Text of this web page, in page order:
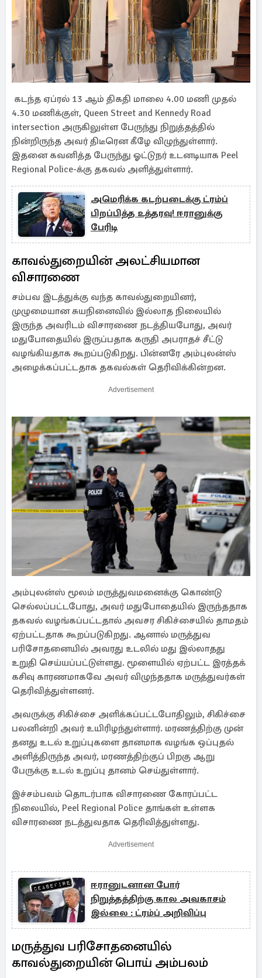
கடந்த ஏப்ரல் 13 ஆம் திகதி மாலை 4.00 மணி முதல்
4.30 மணிக்குள், Queen Street and Kennedy Road
intersection அருகிலுள்ள பேருந்து நிறுத்தத்தில்
நின்றிருந்த அவர் திடீரென கீழே விழுந்துள்ளார்.
இதனை கவனித்த பேருந்து ஓட்டுநர் உடனடியாக Peel
Regional Police-க்கு தகவல் அளித்துள்ளார்.
அமெரிக்க கடற்படைக்கு ட்ரம்ப்
பிறப்பித்த உத்தரவு! ஈரானுக்கு
பேரிடி
காவல்துறையின் அலட்சியமான
விசாரணை
சம்பவ இடத்துக்கு வந்த காவல்துறையினர்,
முழுமையான சுயநினைவில் இல்லாத நிலையில்
இருந்த அவரிடம் விசாரணை நடத்தியபோது, அவர்
மதுபோதையில் இருப்பதாக கருதி அபராதச் சீட்டு
வழங்கியதாக கூறப்படுகிறது. பின்னரே அம்புலன்ஸ்
அழைக்கப்பட்டதாக தகவல்கள் தெரிவிக்கின்றன.
Advertisement
அம்புலன்ஸ் மூலம் மருத்துவமனைக்கு கொண்டு
செல்லப்பட்டபோது, அவர் மதுபோதையில் இருந்ததாக
தகவல் வழங்கப்பட்டதால் அவசர சிகிச்சையில் தாமதம்
ஏற்பட்டதாக கூறப்படுகிறது. ஆனால் மருத்துவ
பரிசோதனையில் அவரது உடலில் மது இல்லாதது
உறுதி செய்யப்பட்டுள்ளது. மூளையில் ஏற்பட்ட இரத்தக்
கசிவு காரணமாகவே அவர் விழுந்ததாக மருத்துவர்கள்
தெரிவித்துள்ளனர்.
அவருக்கு சிகிச்சை அளிக்கப்பட்டபோதிலும், சிகிச்சை
பலனின்றி அவர் உயிரிழந்துள்ளார். மரணத்திற்கு முன்
தனது உடல் உறுப்புகளை தானமாக வழங்க ஒப்புதல்
அளித்திருந்த அவர், மரணத்திற்குப் பிறகு ஆறு
பேருக்கு உடல் உறுப்பு தானம் செய்துள்ளார்.
இச்சம்பவம் தொடர்பாக விசாரணை கோரப்பட்ட
நிலையில், Peel Regional Police தாங்கள் உள்ளக
விசாரணை நடத்துவதாக தெரிவித்துள்ளது.
Advertisement
ஈரானுடனான போர்
நிறுத்தத்திற்கு கால அவகாசம்
இல்லை : ட்ரம்ப் அறிவிப்பு
மருத்துவ பரிசோதனையில்
காவல்துறையின் பொய் அம்பலம்